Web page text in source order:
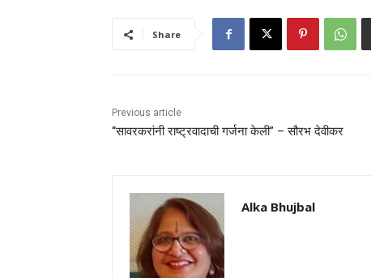
Share
Previous article
“सावरकरांनी राष्ट्रवादाची गर्जना केली” – सौरभ देवीकर
Alka Bhujbal